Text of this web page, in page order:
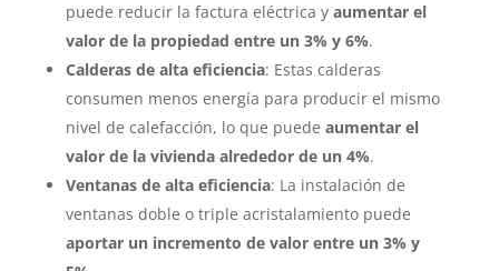
puede reducir la factura eléctrica y aumentar el
valor de la propiedad entre un 3% y 6%.
Calderas de alta eficiencia: Estas calderas
consumen menos energía para producir el mismo
nivel de calefacción, lo que puede aumentar el
valor de la vivienda alrededor de un 4%.
Ventanas de alta eficiencia: La instalación de
ventanas doble o triple acristalamiento puede
aportar un incremento de valor entre un 3% y